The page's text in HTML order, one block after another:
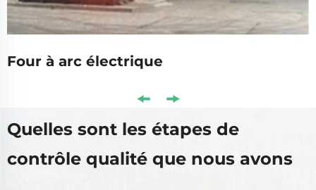
Four à arc électrique
Quelles sont les étapes de
contrôle qualité que nous avons